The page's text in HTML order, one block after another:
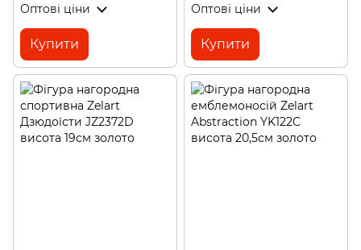
Оптові ціни
Купити
Оптові ціни
Купити